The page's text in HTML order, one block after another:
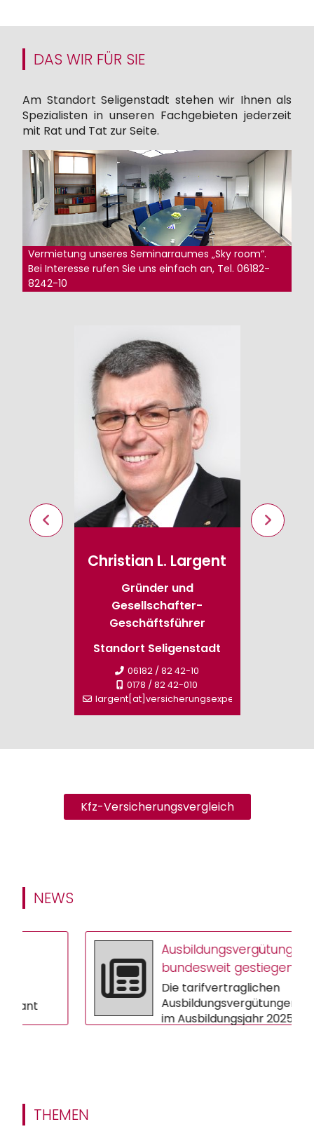
DAS WIR FÜR SIE
Am Standort Seligenstadt stehen wir Ihnen als
Spezialisten in unseren Fachgebieten jederzeit
mit Rat und Tat zur Seite.
Vermietung unseres Seminarraumes „Sky room“.
Bei Interesse rufen Sie uns einfach an, Tel. 06182-
8242-10
Christian L. Largent
Gründer und
Gesellschafter-
Geschäftsführer
Standort Seligenstadt
06182 / 82 42-10
0178 / 82 42-010
largent[at]versicherungsexperte.de
Kfz-Versicherungsvergleich
NEWS
Ausbildungsvergütungen
bundesweit gestiegen
Die tarifvertraglichen
Ausbildungsvergütungen sind
im Ausbildungsjahr 2025/26 im
THEMEN